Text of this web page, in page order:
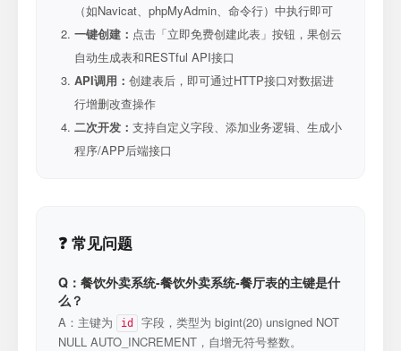
（如Navicat、phpMyAdmin、命令行）中执行即可
一键创建： 点击「立即免费创建此表」按钮，果创云
自动生成表和RESTful API接口
API调用： 创建表后，即可通过HTTP接口对数据进
行增删改查操作
二次开发： 支持自定义字段、添加业务逻辑、生成小
程序/APP后端接口
❓ 常见问题
Q：餐饮外卖系统-餐饮外卖系统-餐厅表的主键是什
么？
A：主键为 id
字段，类型为 bigint(20) unsigned NOT
NULL AUTO_INCREMENT，自增无符号整数。